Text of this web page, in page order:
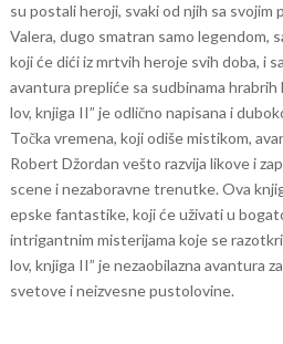
su postali heroji, svaki od njih sa svojim
Valera, dugo smatran samo legendom,
koji će dići iz mrtvih heroje svih doba, i
avantura prepliće sa sudbinama hrabrih
lov, knjiga II” je odlično napisana i
Točka vremena, koji odiše mistikom,
Robert Džordan vešto razvija likove i
scene i nezaboravne trenutke. Ova
epske fantastike, koji će uživati u
intrigantnim misterijama koje se
lov, knjiga II” je nezaobilazna avantura
svetove i neizvesne pustolovine.